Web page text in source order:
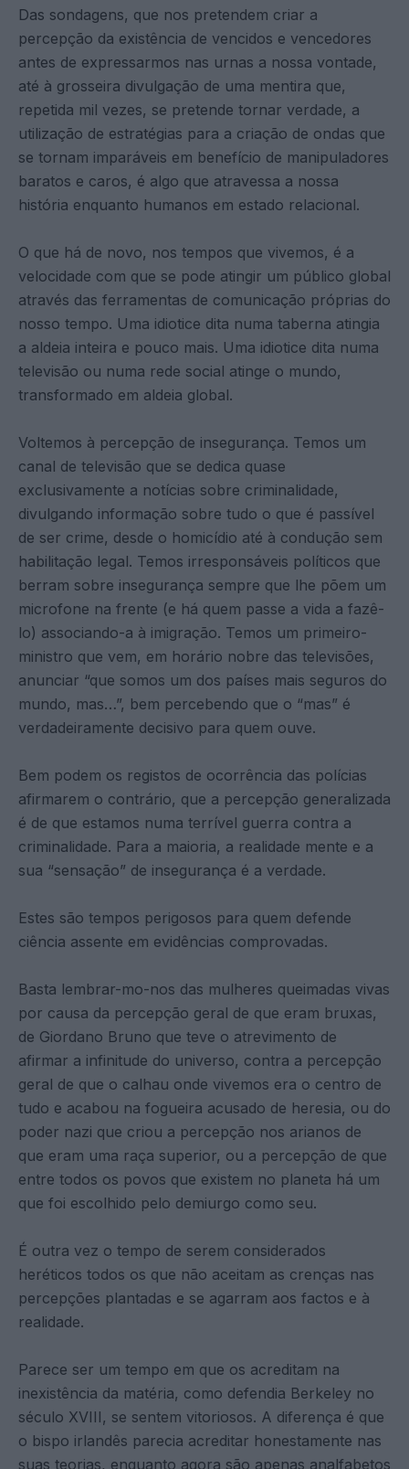
Das sondagens, que nos pretendem criar a
percepção da existência de vencidos e vencedores
antes de expressarmos nas urnas a nossa vontade,
até à grosseira divulgação de uma mentira que,
repetida mil vezes, se pretende tornar verdade, a
utilização de estratégias para a criação de ondas que
se tornam imparáveis em benefício de manipuladores
baratos e caros, é algo que atravessa a nossa
história enquanto humanos em estado relacional.
O que há de novo, nos tempos que vivemos, é a
velocidade com que se pode atingir um público global
através das ferramentas de comunicação próprias do
nosso tempo. Uma idiotice dita numa taberna atingia
a aldeia inteira e pouco mais. Uma idiotice dita numa
televisão ou numa rede social atinge o mundo,
transformado em aldeia global.
Voltemos à percepção de insegurança. Temos um
canal de televisão que se dedica quase
exclusivamente a notícias sobre criminalidade,
divulgando informação sobre tudo o que é passível
de ser crime, desde o homicídio até à condução sem
habilitação legal. Temos irresponsáveis políticos que
berram sobre insegurança sempre que lhe põem um
microfone na frente (e há quem passe a vida a fazê-
lo) associando-a à imigração. Temos um primeiro-
ministro que vem, em horário nobre das televisões,
anunciar “que somos um dos países mais seguros do
mundo, mas…”, bem percebendo que o “mas” é
verdadeiramente decisivo para quem ouve.
Bem podem os registos de ocorrência das polícias
afirmarem o contrário, que a percepção generalizada
é de que estamos numa terrível guerra contra a
criminalidade. Para a maioria, a realidade mente e a
sua “sensação” de insegurança é a verdade.
Estes são tempos perigosos para quem defende
ciência assente em evidências comprovadas.
Basta lembrar-mo-nos das mulheres queimadas vivas
por causa da percepção geral de que eram bruxas,
de Giordano Bruno que teve o atrevimento de
afirmar a infinitude do universo, contra a percepção
geral de que o calhau onde vivemos era o centro de
tudo e acabou na fogueira acusado de heresia, ou do
poder nazi que criou a percepção nos arianos de
que eram uma raça superior, ou a percepção de que
entre todos os povos que existem no planeta há um
que foi escolhido pelo demiurgo como seu.
É outra vez o tempo de serem considerados
heréticos todos os que não aceitam as crenças nas
percepções plantadas e se agarram aos factos e à
realidade.
Parece ser um tempo em que os acreditam na
inexistência da matéria, como defendia Berkeley no
século XVIII, se sentem vitoriosos. A diferença é que
o bispo irlandês parecia acreditar honestamente nas
suas teorias, enquanto agora são apenas analfabetos